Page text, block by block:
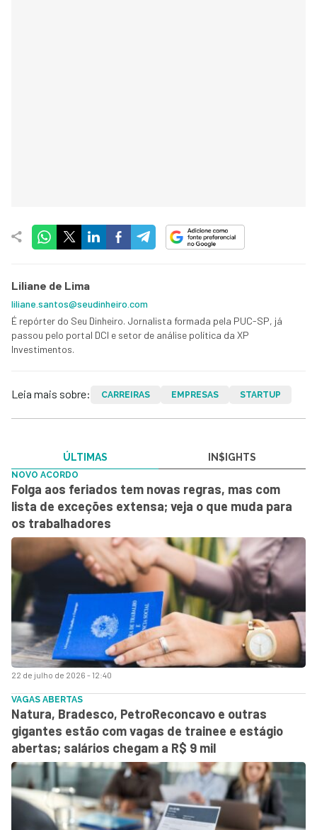
Liliane de Lima
liliane.santos@seudinheiro.com
É repórter do Seu Dinheiro. Jornalista formada pela PUC-SP, já
passou pelo portal DCI e setor de análise política da XP
Investimentos.
Leia mais sobre: CARREIRAS EMPRESAS STARTUP
ÚLTIMAS IN$IGHTS
22 de julho de 2026 - 12:40
NOVO ACORDO
Folga aos feriados tem novas regras, mas com
lista de exceções extensa; veja o que muda para
os trabalhadores
VAGAS ABERTAS
Natura, Bradesco, PetroReconcavo e outras
gigantes estão com vagas de trainee e estágio
abertas; salários chegam a R$ 9 mil